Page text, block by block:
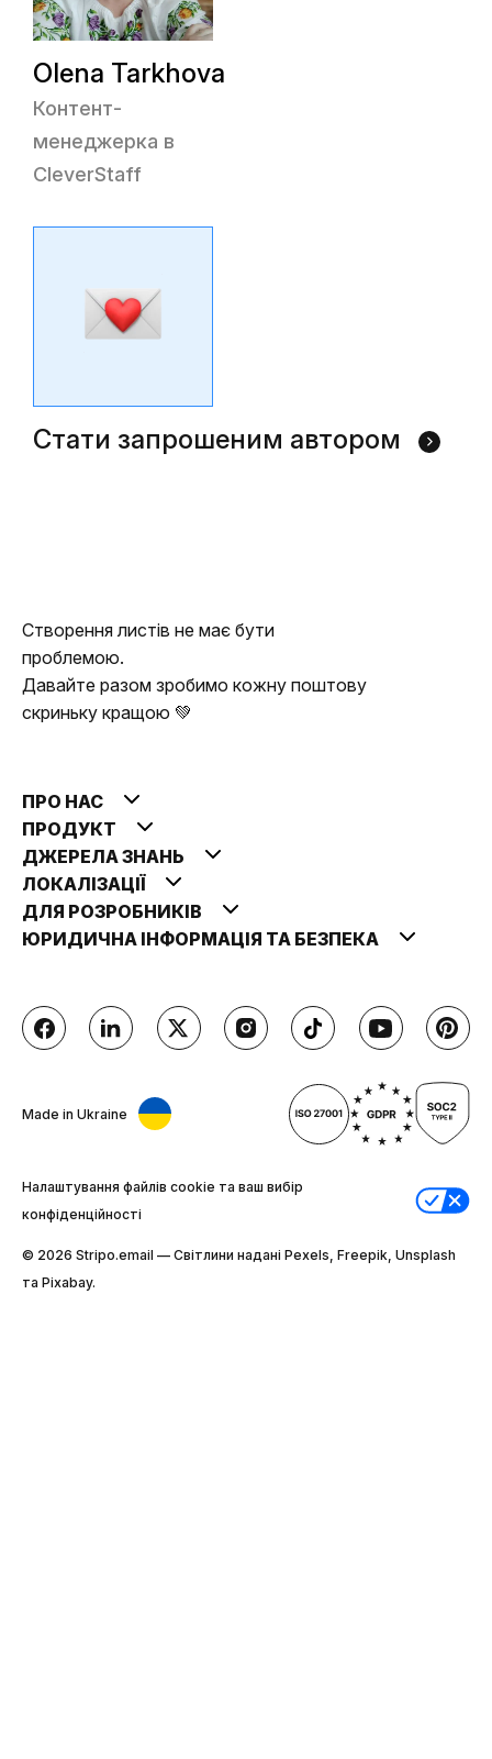
Olena Tarkhova
Контент-
менеджерка в
CleverStaff
Стати запрошеним автором
Створення листів не має бути
проблемою.
Давайте разом зробимо кожну поштову
скриньку кращою 💚
ПРО НАС
ПРОДУКТ
ДЖЕРЕЛА ЗНАНЬ
ЛОКАЛІЗАЦІЇ
ДЛЯ РОЗРОБНИКІВ
ЮРИДИЧНА ІНФОРМАЦІЯ ТА БЕЗПЕКА
Made in Ukraine
Налаштування файлів cookie та ваш вибір
конфіденційності
© 2026 Stripо.email — Світлини надані Pexels, Freepik, Unsplash
та Pixabay.